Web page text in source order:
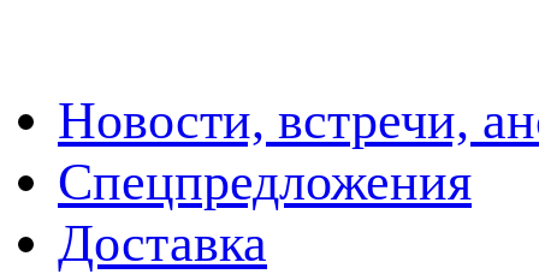
Новости, встречи,
Спецпредложения
Доставка